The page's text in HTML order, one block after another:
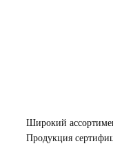
Широкий
Продукция